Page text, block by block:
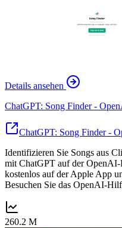
Details ansehen
ChatGPT: Song Finder -
ChatGPT: Song Finder -
Identifizieren Sie Songs aus
mit ChatGPT auf der
kostenlos auf der Apple App
Besuchen Sie das OpenAI-
260.2 M